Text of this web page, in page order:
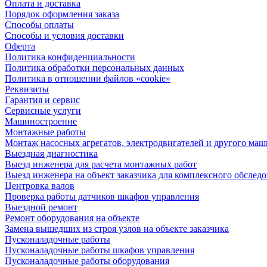
Оплата и доставка
Порядок оформления заказа
Способы оплаты
Способы и условия доставки
Оферта
Политика конфиденциальности
Политика обработки персональных данных
Политика в отношении файлов «cookie»
Реквизиты
Гарантия и сервис
Сервисные услуги
Машиностроение
Монтажные работы
Монтаж насосных агрегатов, электродвигателей и другого
Выездная диагностика
Выезд инженера для расчета монтажных работ
Выезд инженера на объект заказчика для комплексного
Центровка валов
Проверка работы датчиков шкафов управления
Выездной ремонт
Ремонт оборудования на объекте
Замена вышедших из строя узлов на объекте заказчика
Пусконаладочные работы
Пусконаладочные работы шкафов управления
Пусконаладочные работы оборудования